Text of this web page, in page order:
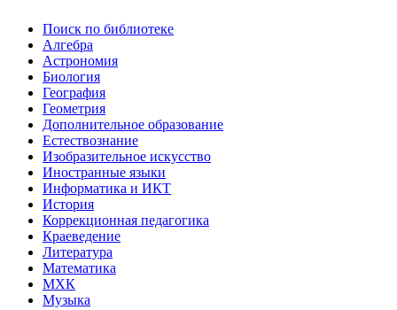
Поиск по библиотеке
Алгебра
Астрономия
Биология
География
Геометрия
Дополнительное образование
Естествознание
Изобразительное искусство
Иностранные языки
Информатика и ИКТ
История
Коррекционная педагогика
Краеведение
Литература
Математика
МХК
Музыка